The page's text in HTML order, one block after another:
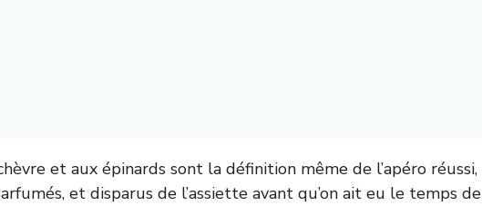
et aux épinards sont la définition même de l’apéro réussi,
et disparus de l’assiette avant qu’on ait eu le temps de